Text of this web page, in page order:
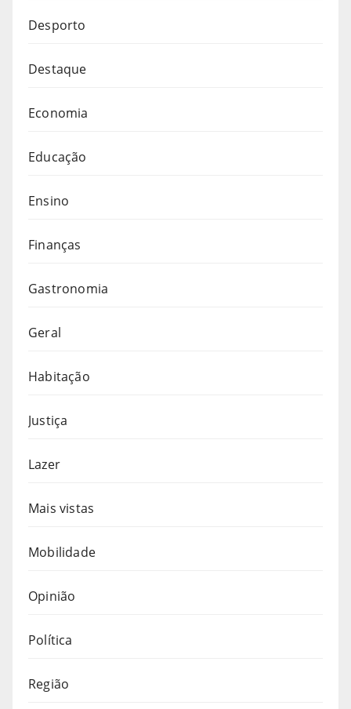
Desporto
Destaque
Economia
Educação
Ensino
Finanças
Gastronomia
Geral
Habitação
Justiça
Lazer
Mais vistas
Mobilidade
Opinião
Política
Região